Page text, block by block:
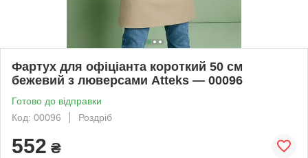
Фартух для офіціанта короткий 50 см
бежевий з люверсами Atteks — 00096
Готово до відправки
Код: 00096
Роздріб
552 ₴